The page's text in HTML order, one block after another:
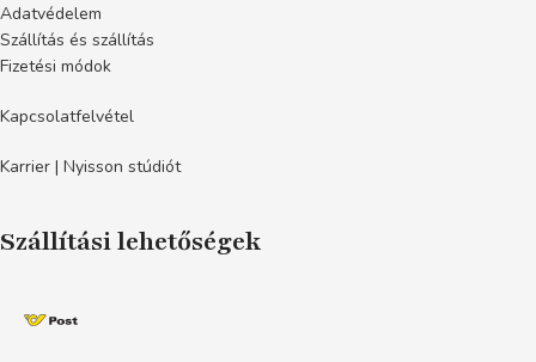
Adatvédelem
Szállítás és szállítás
Fizetési módok
Kapcsolatfelvétel
Karrier | Nyisson stúdiót
Szállítási lehetőségek